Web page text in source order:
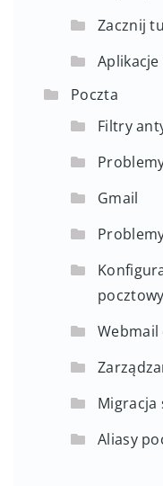
Zacznij
Poczta
Filtry
Gmail
Webmail
Migracja
Aliasy